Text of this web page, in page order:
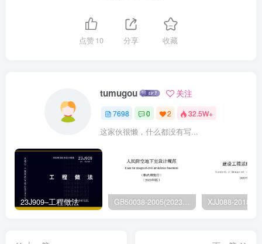
点赞10 分享 收藏
tumugou 关注
7698 0 2 32.5W+
这家伙很懒，什么都没有写...
23J909–工程做法 GB50038-2005(2023版)–人民防空地下室设计规范